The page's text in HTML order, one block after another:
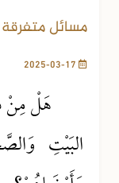
مسائل متفرقة
هَلْ مِنْ
البَيْتِ